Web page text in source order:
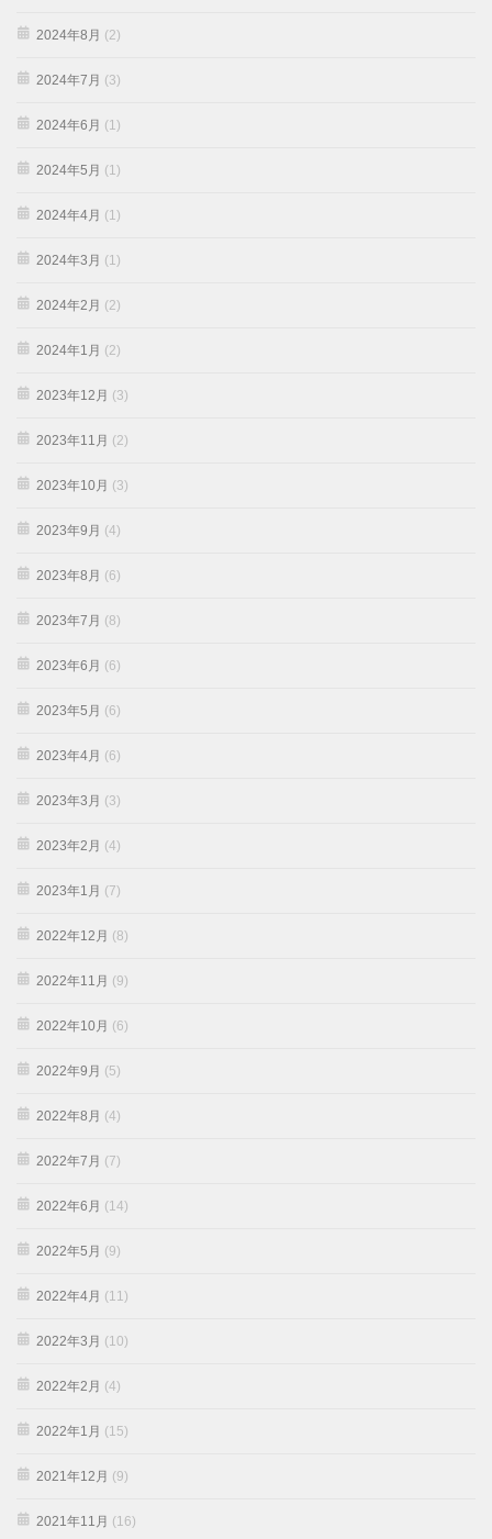
2024年8月 (2)
2024年7月 (3)
2024年6月 (1)
2024年5月 (1)
2024年4月 (1)
2024年3月 (1)
2024年2月 (2)
2024年1月 (2)
2023年12月 (3)
2023年11月 (2)
2023年10月 (3)
2023年9月 (4)
2023年8月 (6)
2023年7月 (8)
2023年6月 (6)
2023年5月 (6)
2023年4月 (6)
2023年3月 (3)
2023年2月 (4)
2023年1月 (7)
2022年12月 (8)
2022年11月 (9)
2022年10月 (6)
2022年9月 (5)
2022年8月 (4)
2022年7月 (7)
2022年6月 (14)
2022年5月 (9)
2022年4月 (11)
2022年3月 (10)
2022年2月 (4)
2022年1月 (15)
2021年12月 (9)
2021年11月 (16)